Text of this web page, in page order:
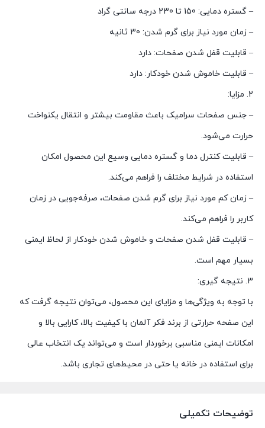
– گستره دمایی: 150 تا 230 درجه سانتی گراد
– زمان مورد نیاز برای گرم شدن: 30 ثانیه
– قابلیت قفل شدن صفحات: دارد
– قابلیت خاموش شدن خودکار: دارد
2. مزایا:
– جنس صفحات سرامیک باعث مقاومت بیشتر و انتقال یکنواخت
حرارت می‌شود.
– قابلیت کنترل دما و گستره دمایی وسیع این محصول امکان
استفاده در شرایط مختلف را فراهم می‌کند.
– زمان کم مورد نیاز برای گرم شدن صفحات، صرفه‌جویی در زمان
کاربر را فراهم می‌کند.
– قابلیت قفل شدن صفحات و خاموش شدن خودکار از لحاظ ایمنی
بسیار مهم است.
3. نتیجه گیری:
با توجه به ویژگی‌ها و مزایای این محصول، می‌توان نتیجه گرفت که
این صفحه حرارتی از برند فکر آلمان با کیفیت بالا، کارایی بالا و
امکانات ایمنی مناسبی برخوردار است و می‌تواند یک انتخاب عالی
برای استفاده در خانه یا حتی در محیط‌های تجاری باشد.
توضیحات تکمیلی